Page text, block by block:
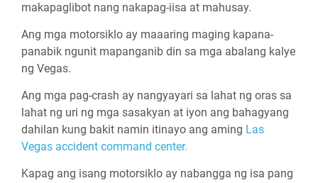
makapaglibot nang nakapag-iisa at mahusay.
Ang mga motorsiklo ay maaaring maging kapana-
panabik ngunit mapanganib din sa mga abalang kalye
ng Vegas.
Ang mga pag-crash ay nangyayari sa lahat ng oras sa
lahat ng uri ng mga sasakyan at iyon ang bahagyang
dahilan kung bakit namin itinayo ang aming Las
Vegas accident command center.
Kapag ang isang motorsiklo ay nabangga ng isa pang